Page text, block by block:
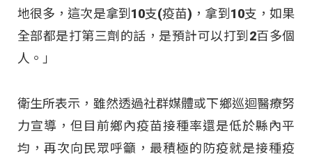
地很多，這次是拿到10支(疫苗)，拿到10支，如果
全部都是打第三劑的話，是預計可以打到2百多個
人。」
衛生所表示，雖然透過社群媒體或下鄉巡迴醫療努
力宣導，但目前鄉內疫苗接種率還是低於縣內平
均，再次向民眾呼籲，最積極的防疫就是接種疫